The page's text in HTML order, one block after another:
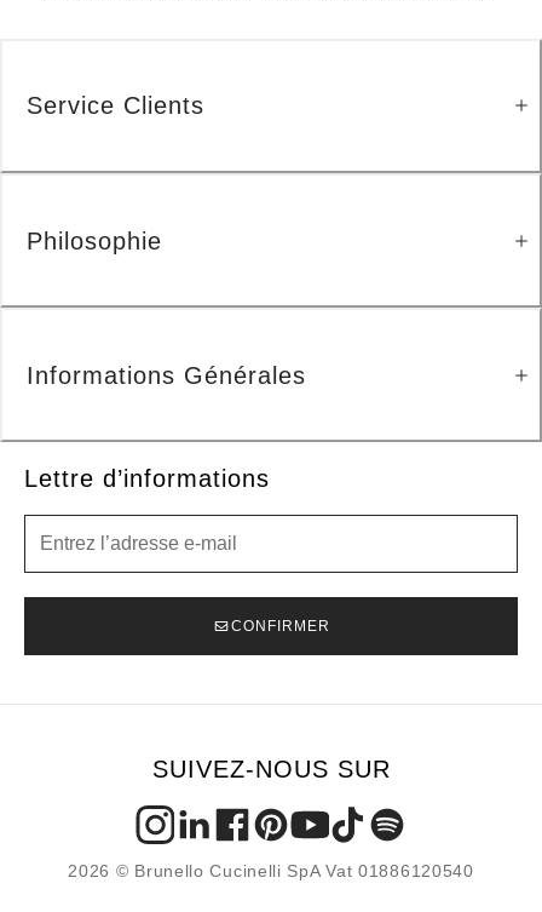
Lettre d’informations
CONFIRMER
Service Clients
Philosophie
Informations Générales
SUIVEZ-NOUS SUR
2026 © Brunello Cucinelli SpA Vat 01886120540